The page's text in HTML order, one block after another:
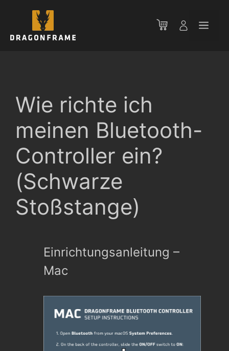
springen
Wie richte ich
meinen Bluetooth-
Controller ein?
(Schwarze
Stoßstange)
Einrichtungsanleitung –
Mac